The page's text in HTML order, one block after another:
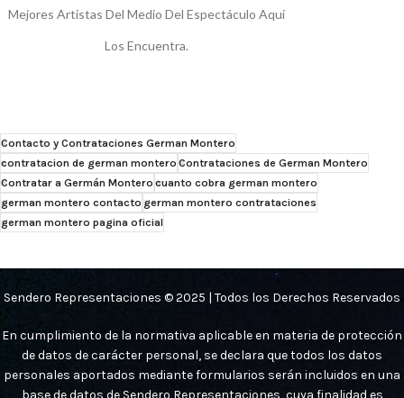
Mejores Artistas Del Medio Del Espectáculo Aquí
Los Encuentra.
Contacto y Contrataciones German Montero
contratacion de german montero Contrataciones de German Montero
Contratar a Germán Montero cuanto cobra german montero
german montero contacto german montero contrataciones
german montero pagina oficial
Sendero Representaciones © 2025 | Todos los Derechos Reservados
En cumplimiento de la normativa aplicable en materia de protección
de datos de carácter personal, se declara que todos los datos
personales aportados mediante formularios serán incluidos en una